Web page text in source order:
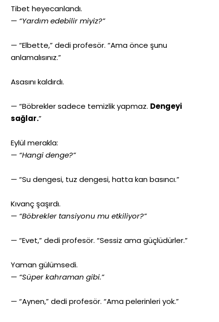
Tibet heyecanlandı.
— “Yardım edebilir miyiz?”
— “Elbette,” dedi profesör. “Ama önce şunu
anlamalısınız.”
Asasını kaldırdı.
— “Böbrekler sadece temizlik yapmaz. Dengeyi
sağlar.”
Eylül merakla:
— “Hangi denge?”
— “Su dengesi, tuz dengesi, hatta kan basıncı.”
Kıvanç şaşırdı.
— “Böbrekler tansiyonu mu etkiliyor?”
— “Evet,” dedi profesör. “Sessiz ama güçlüdürler.”
Yaman gülümsedi.
— “Süper kahraman gibi.”
— “Aynen,” dedi profesör. “Ama pelerinleri yok.”